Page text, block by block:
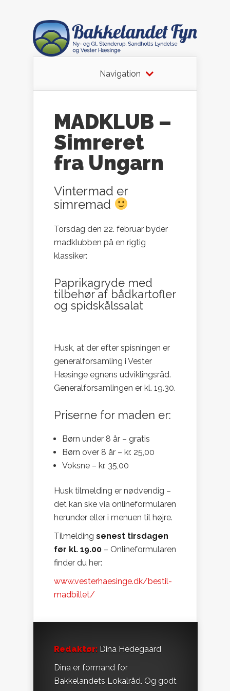
Navigation
MADKLUB –
Simreret
fra Ungarn
Vintermad er
simremad
Torsdag den 22. februar byder
madklubben på en rigtig
klassiker:
Paprikagryde med
tilbehør af bådkartofler
og spidskålssalat
Husk, at der efter spisningen er
generalforsamling i Vester
Hæsinge egnens udviklingsråd.
Generalforsamlingen er kl. 19.30.
Priserne for maden er:
Børn under 8 år – gratis
Børn over 8 år – kr. 25,00
Voksne – kr. 35,00
Husk tilmelding er nødvendig –
det kan ske via onlineformularen
herunder eller i menuen til højre.
Tilmelding senest tirsdagen
før kl. 19.00 – Onlineformularen
finder du her:
www.vesterhaesinge.dk/bestil-
madbillet/
Redaktør: Dina Hedegaard
Dina er formand for
Bakkelandets Lokalråd. Og godt